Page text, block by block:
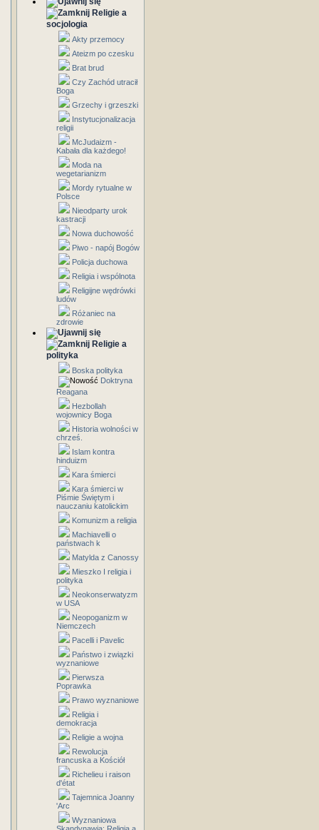
Religie a
socjologia
Akty przemocy
Ateizm po czesku
Brat brud
Czy Zachód utracił
Boga
Grzechy i grzeszki
Instytucjonalizacja
religii
McJudaizm -
Kabała dla każdego!
Moda na
wegetarianizm
Mordy rytualne w
Polsce
Nieodparty urok
kastracji
Nowa duchowość
Piwo - napój Bogów
Policja duchowa
Religia i wspólnota
Religijne wędrówki
ludów
Różaniec na
zdrowie
Religie a
polityka
Boska polityka
Doktryna
Reagana
Hezbollah
wojownicy Boga
Historia wolności w
chrześ.
Islam kontra
hinduizm
Kara śmierci
Kara śmierci w
Piśmie Świętym i
nauczaniu katolickim
Komunizm a religia
Machiavelli o
państwach k
Matylda z Canossy
Mieszko I religia i
polityka
Neokonserwatyzm
w USA
Neopoganizm w
Niemczech
Pacelli i Pavelic
Państwo i związki
wyznaniowe
Pierwsza
Poprawka
Prawo wyznaniowe
Religia i
demokracja
Religie a wojna
Rewolucja
francuska a Kościół
Richelieu i raison
d'état
Tajemnica Joanny
'Arc
Wyznaniowa